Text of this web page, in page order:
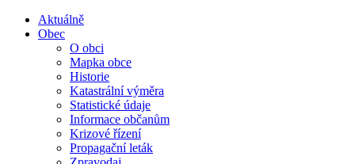
Aktuálně
Obec
O obci
Mapka obce
Historie
Katastrální výměra
Statistické údaje
Informace občanům
Krizové řízení
Propagační leták